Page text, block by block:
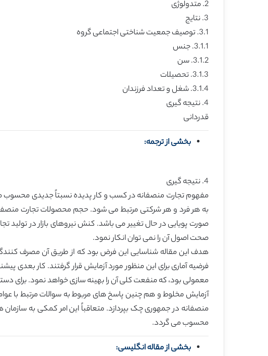
2. متدولوژی
3. نتایج
3.1. توصیف جمعیت شناختی اجتماعی گروه
3.1.1. جنس
3.1.2. سن
3.1.3. تحصیلات
3.1.4. شغل و تعداد فرزندان
4. نتیجه گیری
قدردانی
بخشی از ترجمه:
4. نتیجه گیری
مفهوم تجارت منصفانه در کسب و کار پدیده نسبتاً جدیدی محسوب
به هر فرد و هر شرکتی مرتبط می شود. حجم محصولات تجارت
صورت پویایی در حال تغییر می باشد. کنش نیروهای بازار در
صحت اصول آن را نمی توان انکار نمود.
هدف این مقاله شناسایی این فرض بود که از طریق آن مصرف
فرضیه آماری برای این منظور مورد آزمایش قرار گرفتند. کار
معمولی بود، که منفعت کلی آن را بهینه سازی خواهد نمود. برای
آزمایش مخلوط و هم چنین پاسخ های مربوط به سوالات مرتبط با عوامل
منصفانه در جمهوری چک بپردازد. متعاقباً این امر کمکی به سازمان
محسوب می گردد.
بخشی از مقاله انگلیسی: